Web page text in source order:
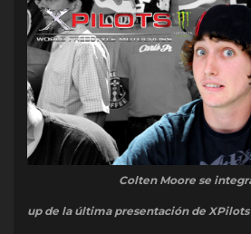
Colten Moore se
up de la última presentación de